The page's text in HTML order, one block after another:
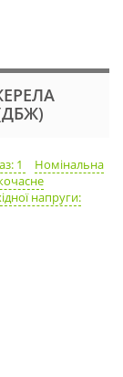
1
Номінальна
напруги: